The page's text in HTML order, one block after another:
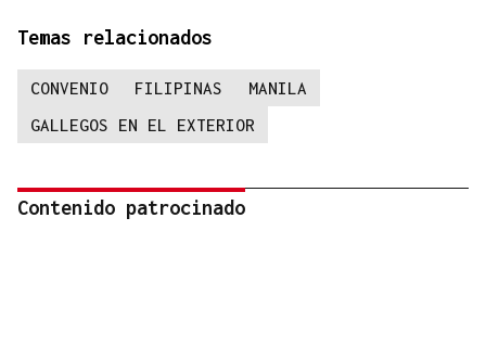
Temas relacionados
CONVENIO FILIPINAS
MANILA
GALLEGOS EN EL EXTERIOR
Contenido patrocinado